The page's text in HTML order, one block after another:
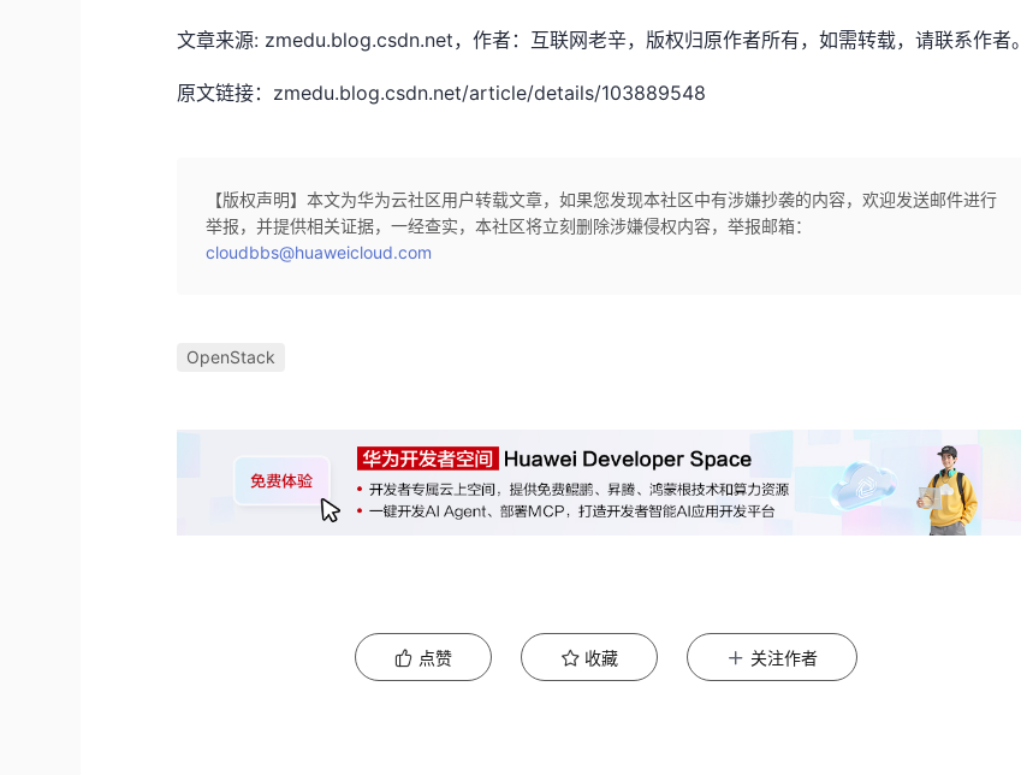
文章来源: zmedu.blog.csdn.net，作者：互联网老辛，版权归原作者所有，如需转载，请联系作者。
原文链接：zmedu.blog.csdn.net/article/details/103889548
【版权声明】本文为华为云社区用户转载文章，如果您发现本社区中有涉嫌抄袭的内容，欢迎发送邮件进行
举报，并提供相关证据，一经查实，本社区将立刻删除涉嫌侵权内容，举报邮箱：
cloudbbs@huaweicloud.com
OpenStack
点赞 收藏 关注作者